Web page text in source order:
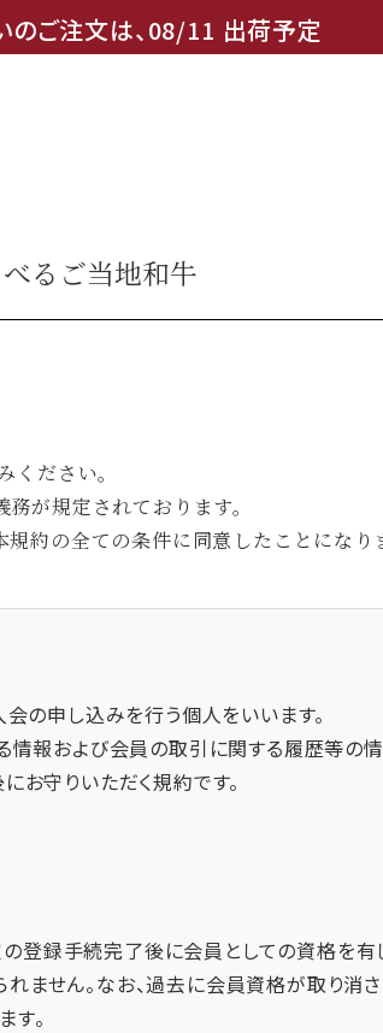
ご注文は、08/11 出荷予定
るご当地和牛
ください。
が規定されております。
約の全ての条件に同意したことになり
の申し込みを行う個人をいいます。
報および会員の取引に関する履歴等の情
お守りいただく規約です。
登録手続完了後に会員としての資格を有
ません。なお、過去に会員資格が取り
。